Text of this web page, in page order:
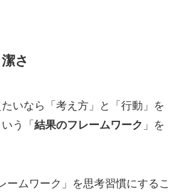
さ
たいなら「考え方」と「行動」を
う「 結果のフレームワーク 」を
ームワーク」を思考習慣にするこ